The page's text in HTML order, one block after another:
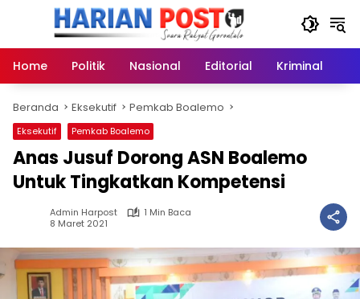
Home
Politik Nasional Editorial Kriminal
Beranda Eksekutif Pemkab Boalemo
Eksekutif Pemkab Boalemo
Anas Jusuf Dorong ASN Boalemo
Untuk Tingkatkan Kompetensi
Admin Harpost
1 Min Baca
8 Maret 2021